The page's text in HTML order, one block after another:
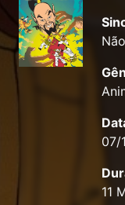
07/
11